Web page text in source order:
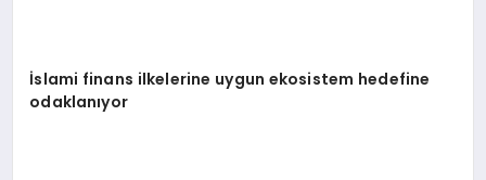
İslami finans ilkelerine uygun ekosistem hedefine
odaklanıyor